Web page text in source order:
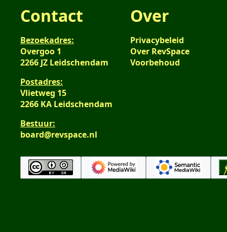
Contact
Bezoekadres:
Overgoo 1
2266 JZ Leidschendam
Postadres:
Vlietweg 15
2266 KA Leidschendam
Bestuur:
board@revspace.nl
Over
Privacybeleid
Over RevSpace
Voorbehoud